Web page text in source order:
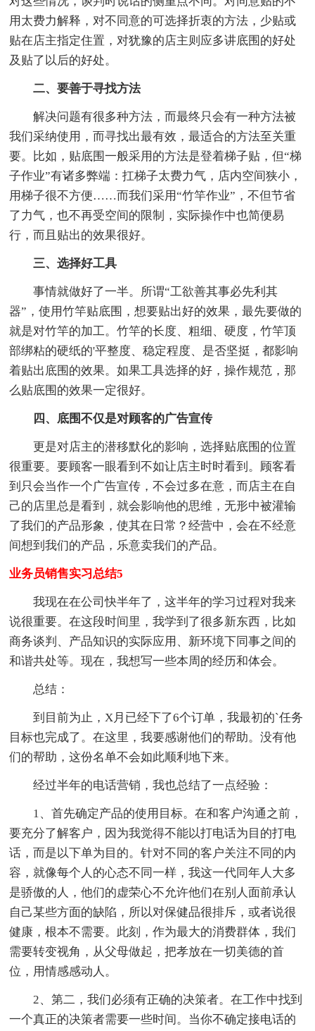
用太费力解释，对不同意的可选择折衷的方法，少贴或
贴在店主指定住置，对犹豫的店主则应多讲底围的好处
及贴了以后的好处。
二、要善于寻找方法
解决问题有很多种方法，而最终只会有一种方法被
我们采纳使用，而寻找出最有效，最适合的方法至关重
要。比如，贴底围一般采用的方法是登着梯子贴，但“梯
子作业”有诸多弊端：扛梯子太费力气，店内空间狭小，
用梯子很不方便……而我们采用“竹竿作业”，不但节省
了力气，也不再受空间的限制，实际操作中也简便易
行，而且贴出的效果很好。
三、选择好工具
事情就做好了一半。所谓“工欲善其事必先利其
器”，使用竹竿贴底围，想要贴出好的效果，最先要做的
就是对竹竿的加工。竹竿的长度、粗细、硬度，竹竿顶
部绑粘的硬纸的'平整度、稳定程度、是否坚挺，都影响
着贴出底围的效果。如果工具选择的好，操作规范，那
么贴底围的效果一定很好。
四、底围不仅是对顾客的广告宣传
更是对店主的潜移默化的影响，选择贴底围的位置
很重要。要顾客一眼看到不如让店主时时看到。顾客看
到只会当作一个广告宣传，不会过多在意，而店主在自
己的店里总是看到，就会影响他的思维，无形中被灌输
了我们的产品形象，使其在日常？经营中，会在不经意
间想到我们的产品，乐意卖我们的产品。
业务员销售实习总结5
我现在在公司快半年了，这半年的学习过程对我来
说很重要。在这段时间里，我学到了很多新东西，比如
商务谈判、产品知识的实际应用、新环境下同事之间的
和谐共处等。现在，我想写一些本周的经历和体会。
总结：
到目前为止，X月已经下了6个订单，我最初的`任务
目标也完成了。在这里，我要感谢他们的帮助。没有他
们的帮助，这份名单不会如此顺利地下来。
经过半年的电话营销，我也总结了一点经验：
1、首先确定产品的使用目标。在和客户沟通之前，
要充分了解客户，因为我觉得不能以打电话为目的打电
话，而是以下单为目的。针对不同的客户关注不同的内
容，就像每个人的心态不同一样，我这一代同年人大多
是骄傲的人，他们的虚荣心不允许他们在别人面前承认
自己某些方面的缺陷，所以对保健品很排斥，或者说很
健康，根本不需要。此刻，作为最大的消费群体，我们
需要转变视角，从父母做起，把孝放在一切美德的首
位，用情感感动人。
2、第二，我们必须有正确的决策者。在工作中找到
一个真正的决策者需要一些时间。当你不确定接电话的